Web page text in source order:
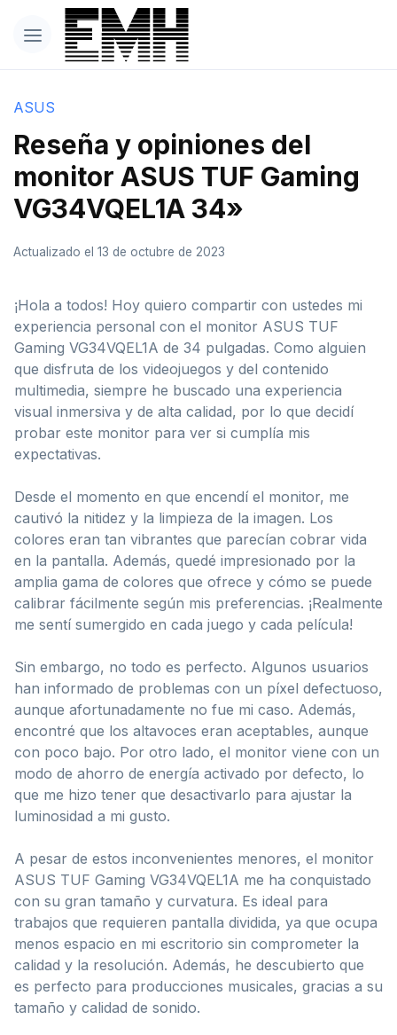
ASUS
Reseña y opiniones del
monitor ASUS TUF Gaming
VG34VQEL1A 34»
Actualizado el 13 de octubre de 2023
¡Hola a todos! Hoy quiero compartir con ustedes mi
experiencia personal con el monitor ASUS TUF
Gaming VG34VQEL1A de 34 pulgadas. Como alguien
que disfruta de los videojuegos y del contenido
multimedia, siempre he buscado una experiencia
visual inmersiva y de alta calidad, por lo que decidí
probar este monitor para ver si cumplía mis
expectativas.
Desde el momento en que encendí el monitor, me
cautivó la nitidez y la limpieza de la imagen. Los
colores eran tan vibrantes que parecían cobrar vida
en la pantalla. Además, quedé impresionado por la
amplia gama de colores que ofrece y cómo se puede
calibrar fácilmente según mis preferencias. ¡Realmente
me sentí sumergido en cada juego y cada película!
Sin embargo, no todo es perfecto. Algunos usuarios
han informado de problemas con un píxel defectuoso,
aunque afortunadamente no fue mi caso. Además,
encontré que los altavoces eran aceptables, aunque
con poco bajo. Por otro lado, el monitor viene con un
modo de ahorro de energía activado por defecto, lo
que me hizo tener que desactivarlo para ajustar la
luminosidad a mi gusto.
A pesar de estos inconvenientes menores, el monitor
ASUS TUF Gaming VG34VQEL1A me ha conquistado
con su gran tamaño y curvatura. Es ideal para
trabajos que requieren pantalla dividida, ya que ocupa
menos espacio en mi escritorio sin comprometer la
calidad y la resolución. Además, he descubierto que
es perfecto para producciones musicales, gracias a su
tamaño y calidad de sonido.